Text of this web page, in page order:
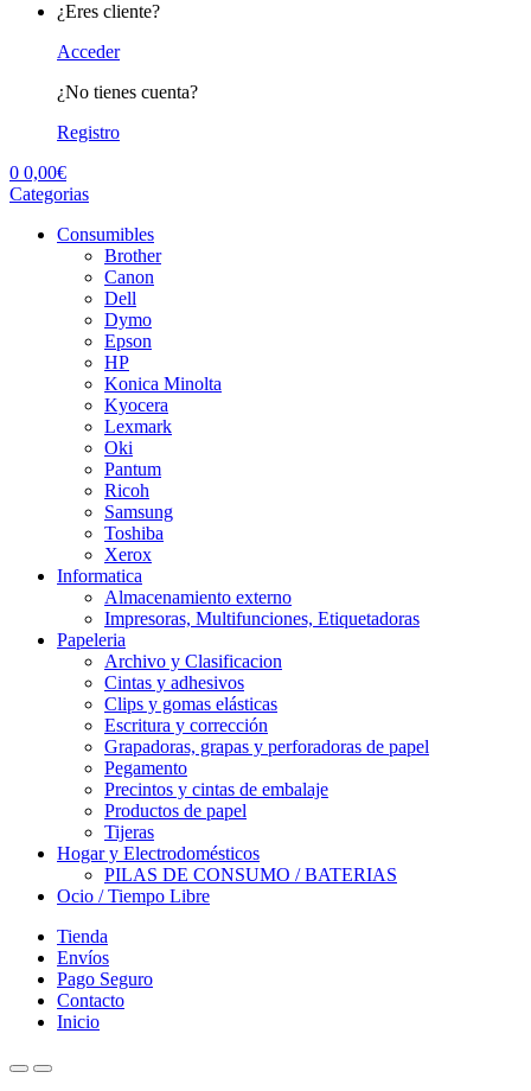
¿Eres cliente?
Acceder
¿No tienes cuenta?
Registro
0 0,00€
Categorias
Consumibles
Brother
Canon
Dell
Dymo
Epson
HP
Konica Minolta
Kyocera
Lexmark
Oki
Pantum
Ricoh
Samsung
Toshiba
Xerox
Informatica
Almacenamiento externo
Impresoras, Multifunciones, Etiquetadoras
Papeleria
Archivo y Clasificacion
Cintas y adhesivos
Clips y gomas elásticas
Escritura y corrección
Grapadoras, grapas y perforadoras de papel
Pegamento
Precintos y cintas de embalaje
Productos de papel
Tijeras
Hogar y Electrodomésticos
PILAS DE CONSUMO / BATERIAS
Ocio / Tiempo Libre
Tienda
Envíos
Pago Seguro
Contacto
Inicio